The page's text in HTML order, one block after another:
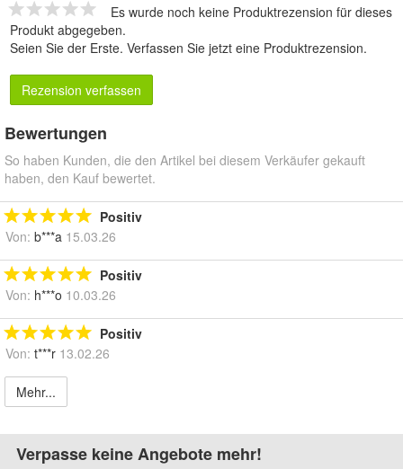
Es wurde noch keine Produktrezension für dieses
Produkt abgegeben.
Seien Sie der Erste. Verfassen Sie jetzt eine Produktrezension.
Rezension verfassen
Bewertungen
So haben Kunden, die den Artikel bei diesem Verkäufer gekauft
haben, den Kauf bewertet.
Positiv
Von: b***a 15.03.26
Positiv
Von: h***o 10.03.26
Positiv
Von: t***r 13.02.26
Mehr...
Verpasse keine Angebote mehr!